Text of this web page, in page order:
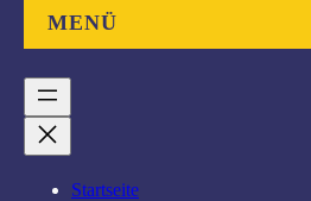
MENÜ
Startseite